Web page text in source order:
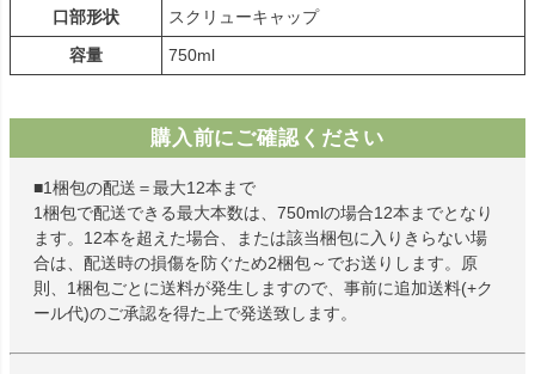
口部形状
スクリューキャップ
容量
750ml
購入前にご確認ください
■1梱包の配送＝最大12本まで
1梱包で配送できる最大本数は、750mlの場合12本までとなり
ます。12本を超えた場合、または該当梱包に入りきらない場
合は、配送時の損傷を防ぐため2梱包～でお送りします。原
則、1梱包ごとに送料が発生しますので、事前に追加送料(+ク
ール代)のご承認を得た上で発送致します。